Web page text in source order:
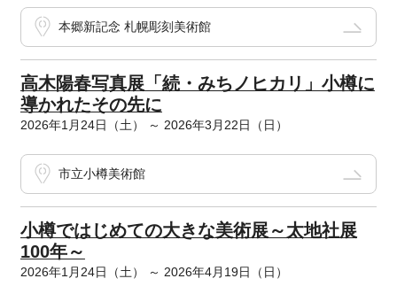
本郷新記念 札幌彫刻美術館
高木陽春写真展「続・みちノヒカリ」小樽に
導かれたその先に
2026年1月24日（土） ～ 2026年3月22日（日）
市立小樽美術館
小樽ではじめての大きな美術展～太地社展
100年～
2026年1月24日（土） ～ 2026年4月19日（日）